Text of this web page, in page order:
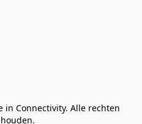
in Connectivity. Alle rechten